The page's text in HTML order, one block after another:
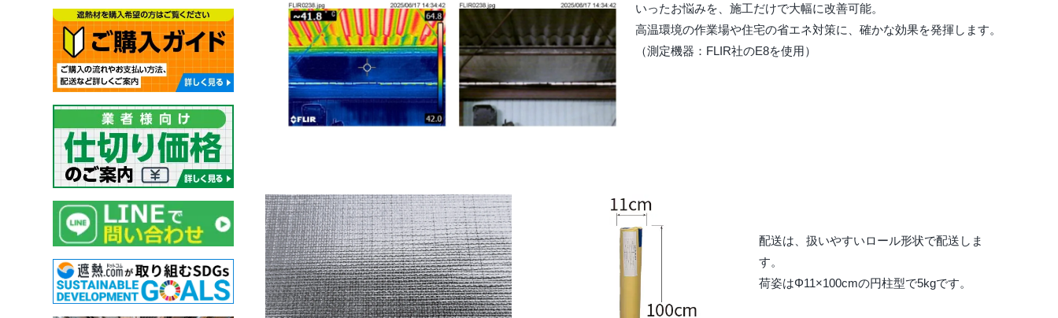
いったお悩みを、施工だけで大幅に改善可能。
高温環境の作業場や住宅の省エネ対策に、確かな効果を発揮します。
（測定機器：FLIR社のE8を使用）
配送は、扱いやすいロール形状で配送しま
す。
荷姿はΦ11×100cmの円柱型で5kgです。